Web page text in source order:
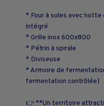
* Four à soles avec
intégré
* Grille inox 600x800
* Pétrin à spirale
* Diviseuse
* Armoire de
fermentation contrôlée)
👉 **Un territoire